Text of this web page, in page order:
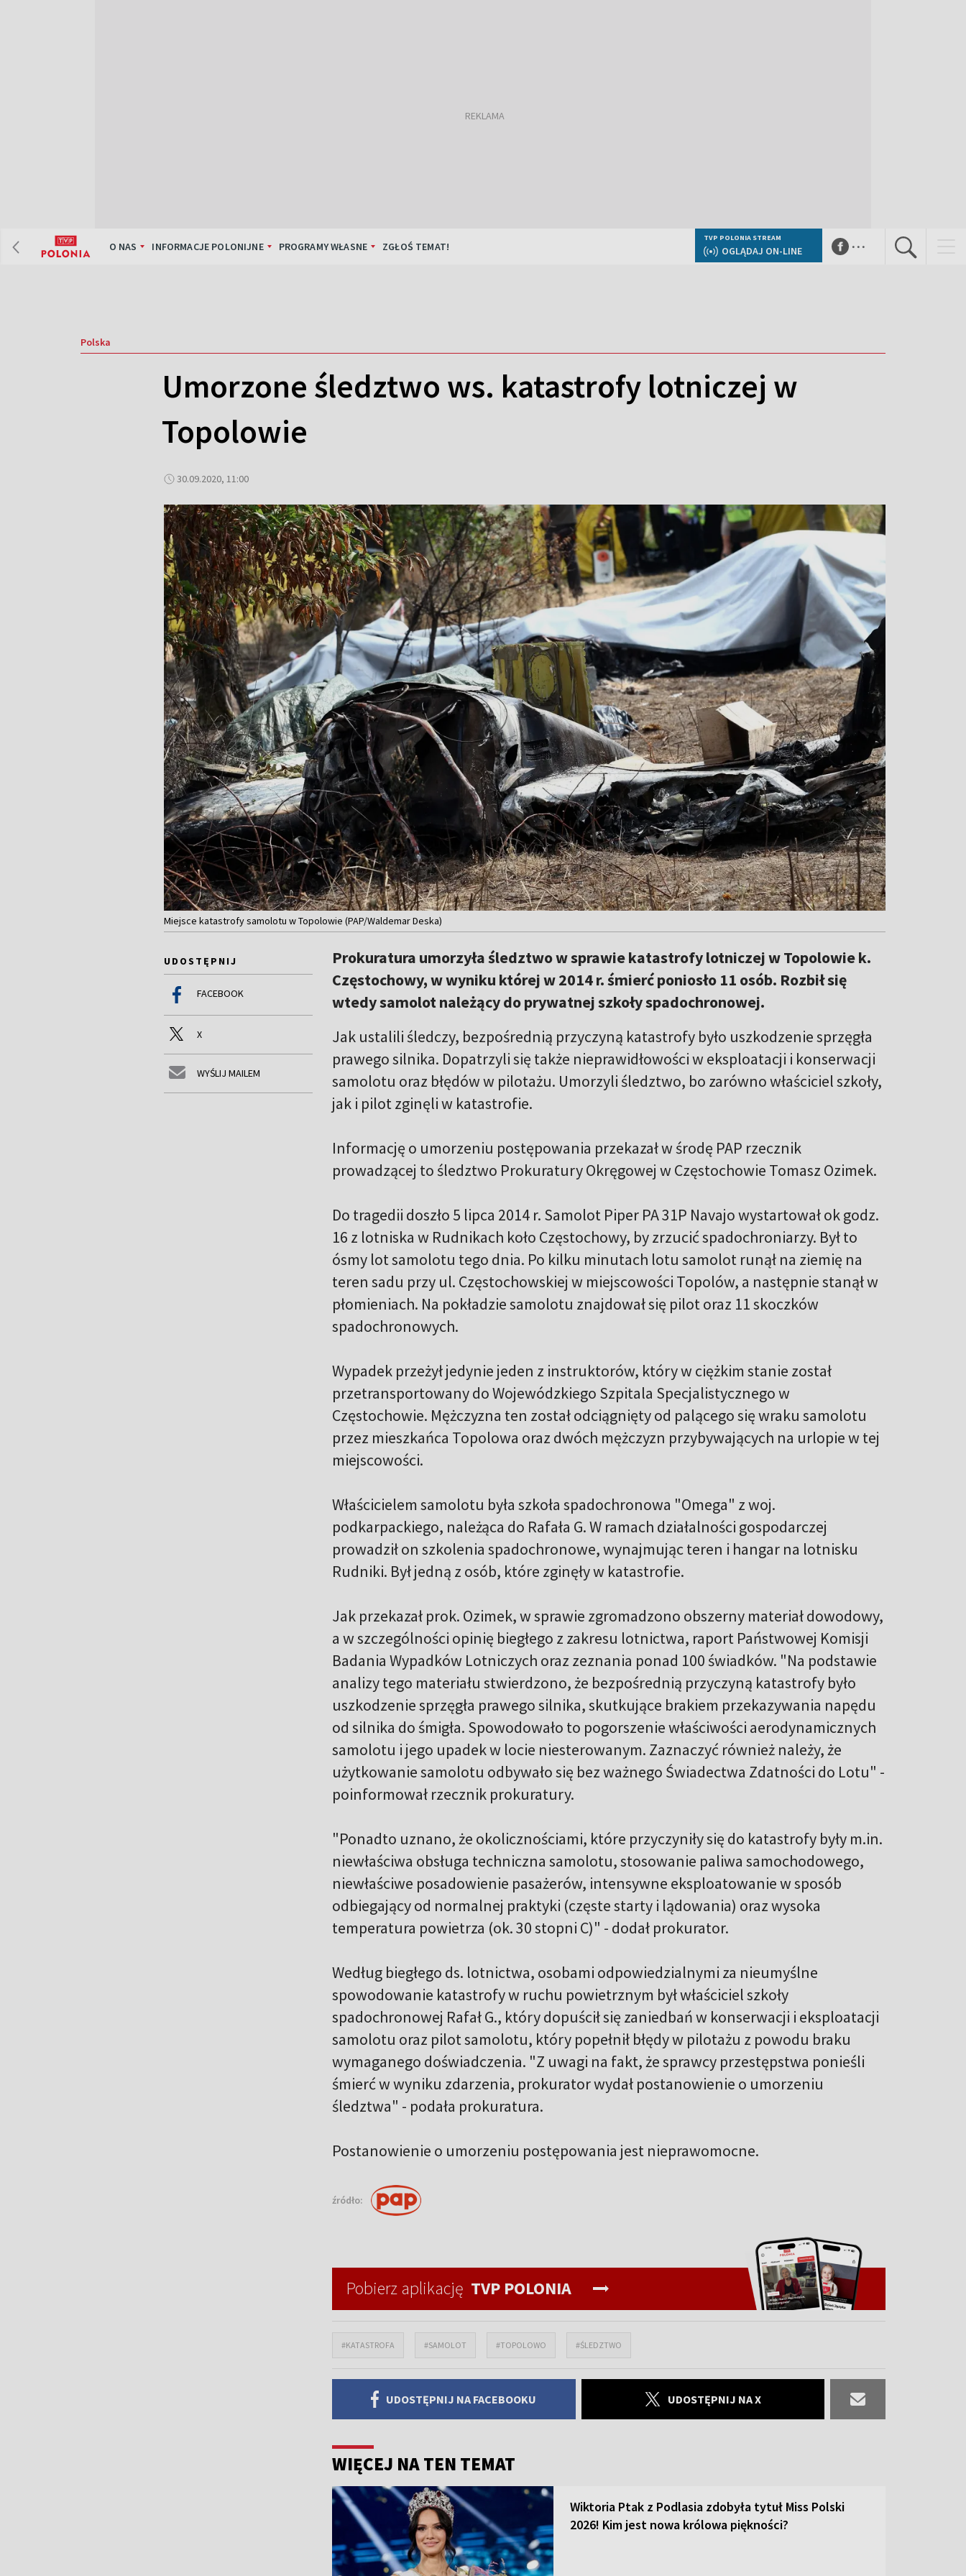
O NAS INFORMACJE POLONIJNE PROGRAMY WŁASNE ZGŁOŚ TEMAT!
TVP POLONIA STREAM
OGLĄDAJ ON-LINE ...
Polska
Umorzone śledztwo ws. katastrofy lotniczej w
Topolowie
30.09.2020, 11:00
Miejsce katastrofy samolotu w Topolowie (PAP/Waldemar Deska)
UDOSTĘPNIJ
FACEBOOK
X
WYŚLIJ MAILEM
Prokuratura umorzyła śledztwo w sprawie katastrofy lotniczej w Topolowie k.
Częstochowy, w wyniku której w 2014 r. śmierć poniosło 11 osób. Rozbił się
wtedy samolot należący do prywatnej szkoły spadochronowej.
Jak ustalili śledczy, bezpośrednią przyczyną katastrofy było uszkodzenie sprzęgła
prawego silnika. Dopatrzyli się także nieprawidłowości w eksploatacji i konserwacji
samolotu oraz błędów w pilotażu. Umorzyli śledztwo, bo zarówno właściciel szkoły,
jak i pilot zginęli w katastrofie.
Informację o umorzeniu postępowania przekazał w środę PAP rzecznik
prowadzącej to śledztwo Prokuratury Okręgowej w Częstochowie Tomasz Ozimek.
Do tragedii doszło 5 lipca 2014 r. Samolot Piper PA 31P Navajo wystartował ok godz.
16 z lotniska w Rudnikach koło Częstochowy, by zrzucić spadochroniarzy. Był to
ósmy lot samolotu tego dnia. Po kilku minutach lotu samolot runął na ziemię na
teren sadu przy ul. Częstochowskiej w miejscowości Topolów, a następnie stanął w
płomieniach. Na pokładzie samolotu znajdował się pilot oraz 11 skoczków
spadochronowych.
Wypadek przeżył jedynie jeden z instruktorów, który w ciężkim stanie został
przetransportowany do Wojewódzkiego Szpitala Specjalistycznego w
Częstochowie. Mężczyzna ten został odciągnięty od palącego się wraku samolotu
przez mieszkańca Topolowa oraz dwóch mężczyzn przybywających na urlopie w tej
miejscowości.
Właścicielem samolotu była szkoła spadochronowa "Omega" z woj.
podkarpackiego, należąca do Rafała G. W ramach działalności gospodarczej
prowadził on szkolenia spadochronowe, wynajmując teren i hangar na lotnisku
Rudniki. Był jedną z osób, które zginęły w katastrofie.
Jak przekazał prok. Ozimek, w sprawie zgromadzono obszerny materiał dowodowy,
a w szczególności opinię biegłego z zakresu lotnictwa, raport Państwowej Komisji
Badania Wypadków Lotniczych oraz zeznania ponad 100 świadków. "Na podstawie
analizy tego materiału stwierdzono, że bezpośrednią przyczyną katastrofy było
uszkodzenie sprzęgła prawego silnika, skutkujące brakiem przekazywania napędu
od silnika do śmigła. Spowodowało to pogorszenie właściwości aerodynamicznych
samolotu i jego upadek w locie niesterowanym. Zaznaczyć również należy, że
użytkowanie samolotu odbywało się bez ważnego Świadectwa Zdatności do Lotu" -
poinformował rzecznik prokuratury.
"Ponadto uznano, że okolicznościami, które przyczyniły się do katastrofy były m.in.
niewłaściwa obsługa techniczna samolotu, stosowanie paliwa samochodowego,
niewłaściwe posadowienie pasażerów, intensywne eksploatowanie w sposób
odbiegający od normalnej praktyki (częste starty i lądowania) oraz wysoka
temperatura powietrza (ok. 30 stopni C)" - dodał prokurator.
Według biegłego ds. lotnictwa, osobami odpowiedzialnymi za nieumyślne
spowodowanie katastrofy w ruchu powietrznym był właściciel szkoły
spadochronowej Rafał G., który dopuścił się zaniedbań w konserwacji i eksploatacji
samolotu oraz pilot samolotu, który popełnił błędy w pilotażu z powodu braku
wymaganego doświadczenia. "Z uwagi na fakt, że sprawcy przestępstwa ponieśli
śmierć w wyniku zdarzenia, prokurator wydał postanowienie o umorzeniu
śledztwa" - podała prokuratura.
Postanowienie o umorzeniu postępowania jest nieprawomocne.
źródło:
Pobierz aplikację TVP POLONIA
#KATASTROFA #SAMOLOT #TOPOLOWO #ŚLEDZTWO
UDOSTĘPNIJ NA FACEBOOKU UDOSTĘPNIJ NA X
WIĘCEJ NA TEN TEMAT
Wiktoria Ptak z Podlasia zdobyła tytuł Miss Polski
2026! Kim jest nowa królowa piękności?